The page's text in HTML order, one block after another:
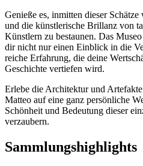
Genieße es, inmitten dieser Schätze
und die künstlerische Brillanz von
Künstlern zu bestaunen. Das
dir nicht nur einen Einblick in die
reiche Erfahrung, die deine
Geschichte vertiefen wird.
Erlebe die Architektur und
Matteo auf eine ganz persönliche
Schönheit und Bedeutung dieser
verzaubern.
Sammlungshighlights